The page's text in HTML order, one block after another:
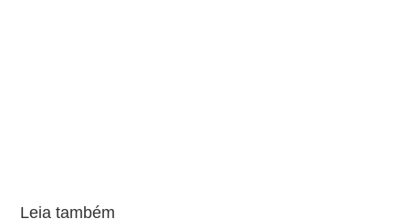
Leia também